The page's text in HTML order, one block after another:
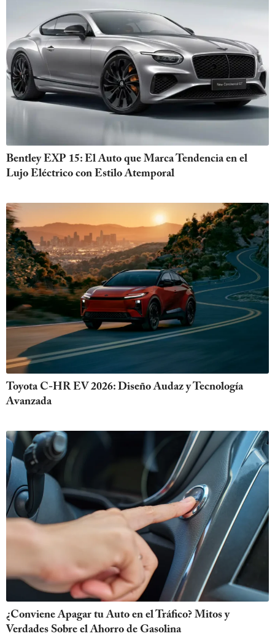
Bentley EXP 15: El Auto que Marca Tendencia en el
Lujo Eléctrico con Estilo Atemporal
Toyota C-HR EV 2026: Diseño Audaz y Tecnología
Avanzada
¿Conviene Apagar tu Auto en el Tráfico? Mitos y
Verdades Sobre el Ahorro de Gasolina